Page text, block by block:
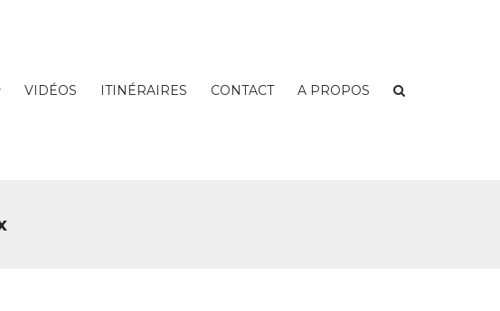
VIDÉOS ITINÉRAIRES CONTACT A PROPOS